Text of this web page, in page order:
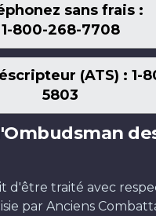
sans frais :
1-800-268-7708
(ATS) : 1-
5803
d'être traité avec
par Anciens